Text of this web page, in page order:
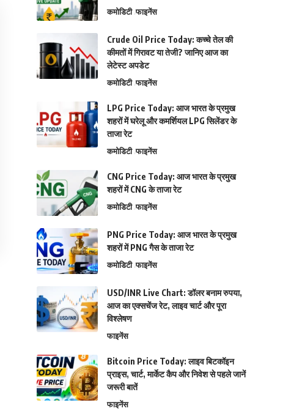
कमोडिटी फाइनेंस
Crude Oil Price Today: कच्चे तेल की
कीमतों में गिरावट या तेजी? जानिए आज का
लेटेस्ट अपडेट
कमोडिटी फाइनेंस
LPG Price Today: आज भारत के प्रमुख
शहरों में घरेलू और कमर्शियल LPG सिलेंडर के
ताजा रेट
कमोडिटी फाइनेंस
CNG Price Today: आज भारत के प्रमुख
शहरों में CNG के ताजा रेट
कमोडिटी फाइनेंस
PNG Price Today: आज भारत के प्रमुख
शहरों में PNG गैस के ताजा रेट
कमोडिटी फाइनेंस
USD/INR Live Chart: डॉलर बनाम रुपया,
आज का एक्सचेंज रेट, लाइव चार्ट और पूरा
विश्लेषण
फाइनेंस
Bitcoin Price Today: लाइव बिटकॉइन
प्राइस, चार्ट, मार्केट कैप और निवेश से पहले जानें
जरूरी बातें
फाइनेंस